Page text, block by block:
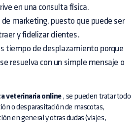
en una consulta física.
marketing, puesto que puede ser
y fidelizar clientes.
tiempo de desplazamiento porque
resuelva con un simple mensaje o
veterinaria online, se pueden tratar todo
o desparasitación de mascotas,
en general y otras dudas (viajes,